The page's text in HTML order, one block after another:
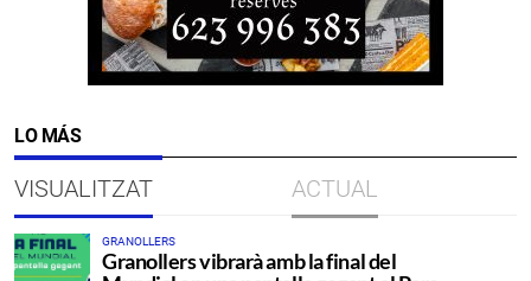
LO MÁS
VISUALITZAT ACTUAL
GRANOLLERS
Granollers vibrarà amb la final del